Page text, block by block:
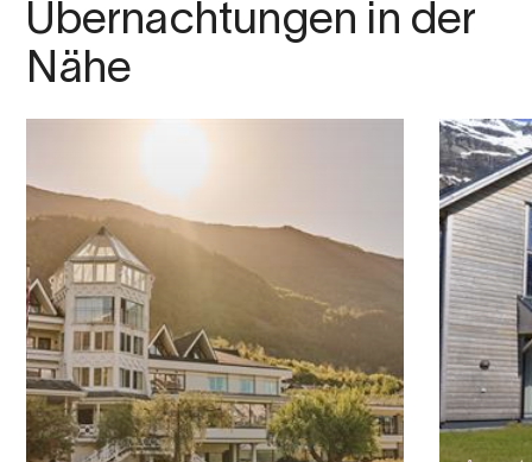
Übernachtungen in der
Nähe